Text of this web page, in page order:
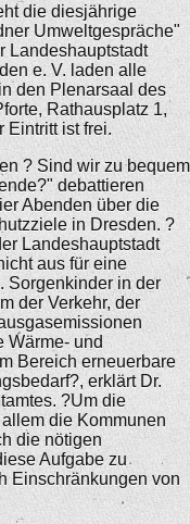
die diesjährige
Umweltgespräche"
Landeshauptstadt
e. V. laden alle
den Plenarsaal des
Rathausplatz 1,
Eintritt ist frei.
? Sind wir zu bequem
debattieren
Abenden über die
in Dresden. ?
Landeshauptstadt
aus für eine
Sorgenkinder in der
der Verkehr, der
Wärme- und
Bereich erneuerbare
erklärt Dr.
?Um die
die Kommunen
die nötigen
Aufgabe zu
Einschränkungen von